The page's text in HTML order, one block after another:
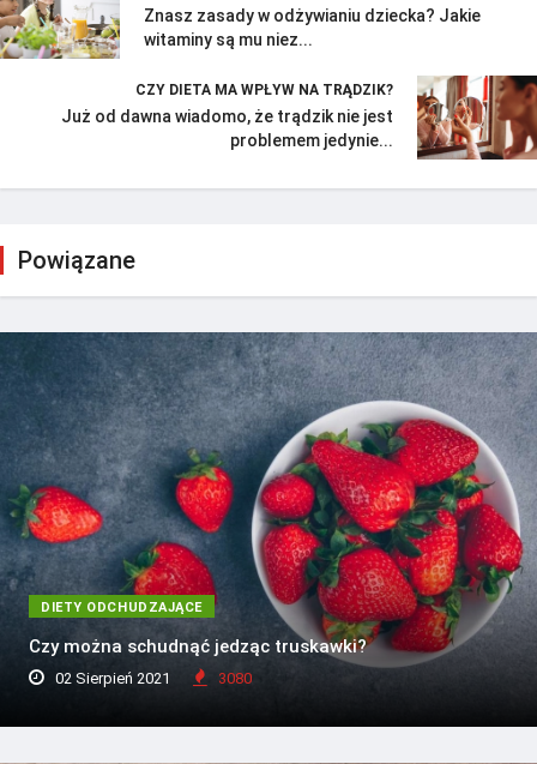
Znasz zasady w odżywianiu dziecka? Jakie
witaminy są mu niez...
CZY DIETA MA WPŁYW NA TRĄDZIK?
Już od dawna wiadomo, że trądzik nie jest
problemem jedynie...
Powiązane
DIETY ODCHUDZAJĄCE
Czy można schudnąć jedząc truskawki?
02 Sierpień 2021 3080